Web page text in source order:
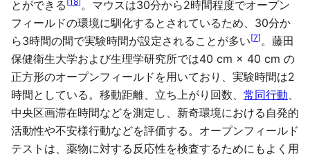
とができる
。マウスは30分から2時間程度でオープン
フィールドの環境に馴化するとされているため、30分か
ら3時間の間で実験時間が設定されることが多い[7] 。藤田
保健衛生大学および生理学研究所では40 cm × 40 cm の
正方形のオープンフィールドを用いており、実験時間は2
時間としている。移動距離、立ち上がり回数、 常同行動
中央区画滞在時間などを測定し、新奇環境における自発的
活動性や不安様行動などを評価する。オープンフィールド
テストは、薬物に対する反応性を検査するためにもよく用